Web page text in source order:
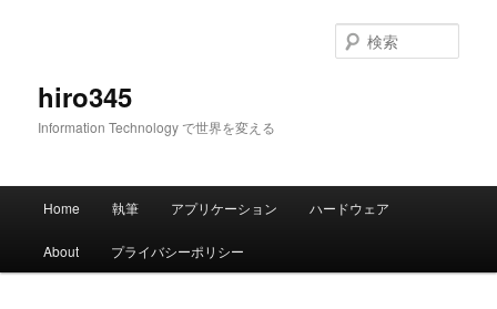
hiro345
Information Technology で世界を変える
索
メ
Home 執筆 アプリケーション ハードウェア
About プライバシーポリシー